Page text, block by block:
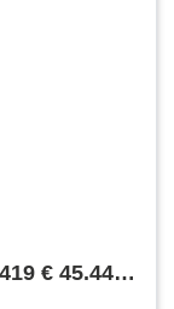
€ 45.44